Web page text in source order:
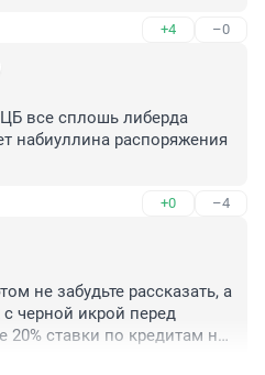
+4 –0
все сплошь либерда
набиуллина распоряжения
+0 –4
не забудьте рассказать, а
с черной икрой перед
20% ставки по кредитам не